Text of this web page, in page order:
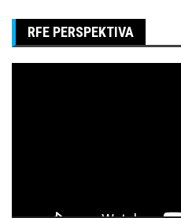
RFE PERSPEKTIVA